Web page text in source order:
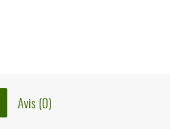
Avis (0)